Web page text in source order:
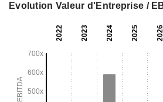
Evolution Valeur d'Entreprise /